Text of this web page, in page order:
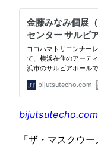
bijutsutecho.com
「ザ・マスクウ